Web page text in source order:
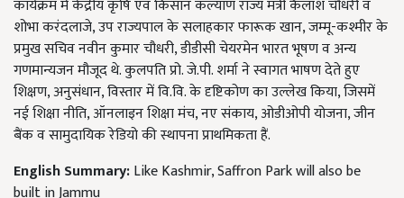
कार्यक्रम में केंद्रीय कृषि एवं किसान कल्याण राज्य मंत्री कैलाश चौधरी व
शोभा करंदलाजे, उप राज्यपाल के सलाहकार फारूक खान, जम्मू-कश्मीर के
प्रमुख सचिव नवीन कुमार चौधरी, डीडीसी चेयरमेन भारत भूषण व अन्य
गणमान्यजन मौजूद थे. कुलपति प्रो. जे.पी. शर्मा ने स्वागत भाषण देते हुए
शिक्षण, अनुसंधान, विस्तार में वि.वि. के दृष्टिकोण का उल्लेख किया, जिसमें
नई शिक्षा नीति, ऑनलाइन शिक्षा मंच, नए संकाय, ओडीओपी योजना, जीन
बैंक व सामुदायिक रेडियो की स्थापना प्राथमिकता हैं.
English Summary:Like Kashmir, Saffron Park will also be